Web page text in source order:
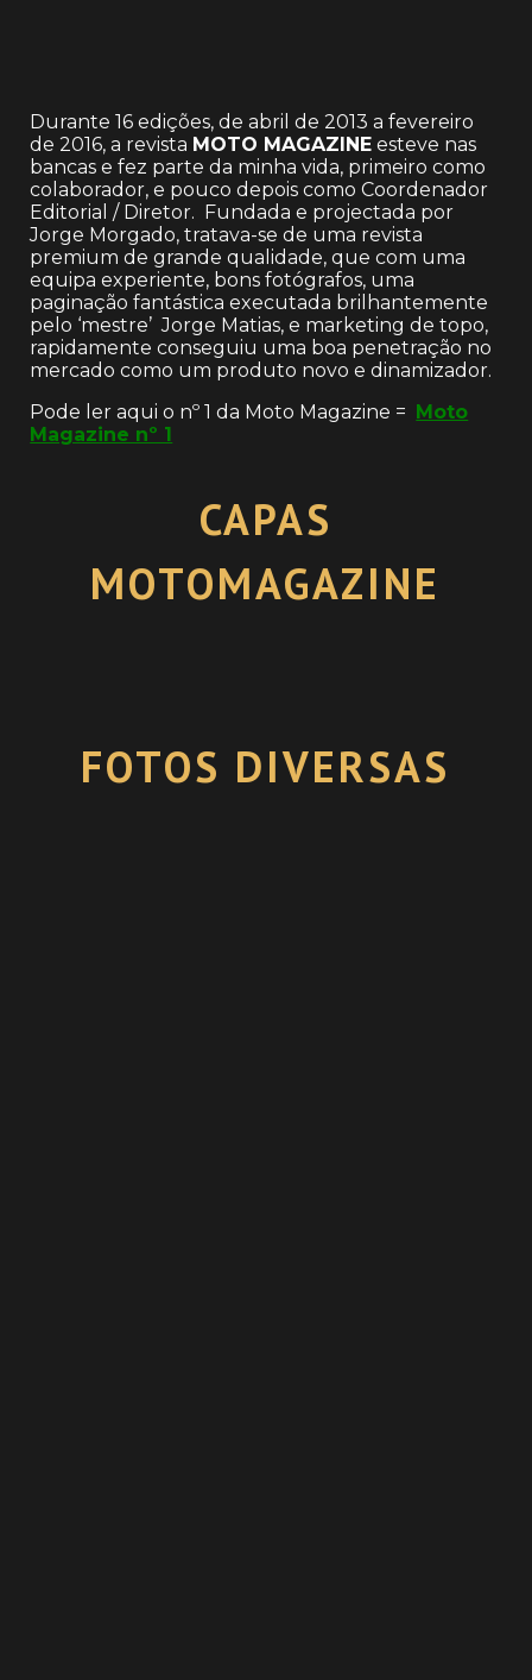
Durante 16 edições, de abril de 2013 a fevereiro
de 2016, a revista MOTO MAGAZINE esteve nas
bancas e fez parte da minha vida, primeiro como
colaborador, e pouco depois como Coordenador
Editorial / Diretor. Fundada e projectada por
Jorge Morgado, tratava-se de uma revista
premium de grande qualidade, que com uma
equipa experiente, bons fotógrafos, uma
paginação fantástica executada brilhantemente
pelo ‘mestre’ Jorge Matias, e marketing de topo,
rapidamente conseguiu uma boa penetração no
mercado como um produto novo e dinamizador.
Pode ler aqui o nº 1 da Moto Magazine = Moto
Magazine nº 1
CAPAS
MOTOMAGAZINE
FOTOS DIVERSAS